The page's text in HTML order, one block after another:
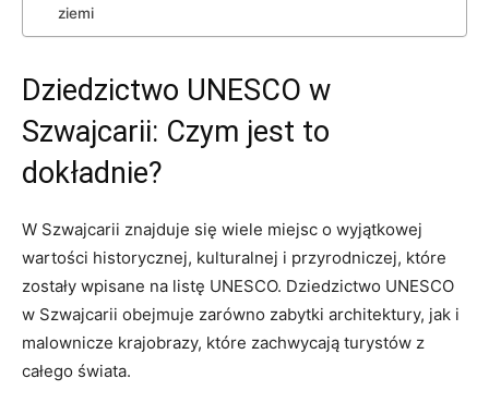
ziemi
Dziedzictwo UNESCO w
Szwajcarii: Czym jest to
dokładnie?
W Szwajcarii znajduje się wiele miejsc o wyjątkowej
wartości historycznej, kulturalnej i przyrodniczej, które
zostały wpisane na listę UNESCO. Dziedzictwo UNESCO
w Szwajcarii obejmuje zarówno zabytki architektury, jak i
malownicze krajobrazy, które zachwycają turystów z
całego świata.